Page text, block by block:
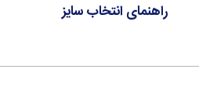
راهنمای انتخاب سایز